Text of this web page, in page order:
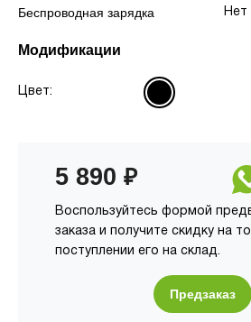
Беспроводная зарядка Нет
Модификации
Цвет:
5 890 ₽
Воспользуйтесь формой
заказа и получите скидку на
поступлении его на склад.
Предзаказ